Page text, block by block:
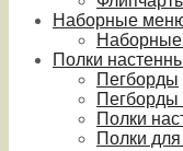
Наборные
Полки
Пегборды
Полки
Полки